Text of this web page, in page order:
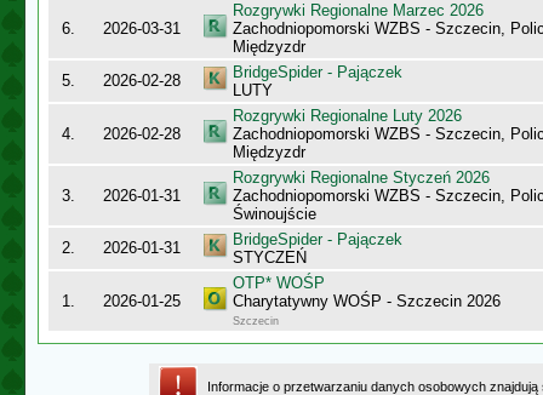
6. 2026-03-31
Rozgrywki Regionalne Marzec 2026
Zachodniopomorski WZBS - Szczecin,
Międzyzdr
5.
2026-02-28
BridgeSpider - Pajączek
LUTY
4. 2026-02-28
Rozgrywki Regionalne Luty 2026
Zachodniopomorski WZBS - Szczecin,
Międzyzdr
3. 2026-01-31
Rozgrywki Regionalne Styczeń 2026
Zachodniopomorski WZBS - Szczecin,
Świnoujście
2.
2026-01-31
BridgeSpider - Pajączek
STYCZEŃ
1. 2026-01-25
OTP* WOŚP
Charytatywny WOŚP - Szczecin 2026
Szczecin
Informacje o przetwarzaniu danych osobowych